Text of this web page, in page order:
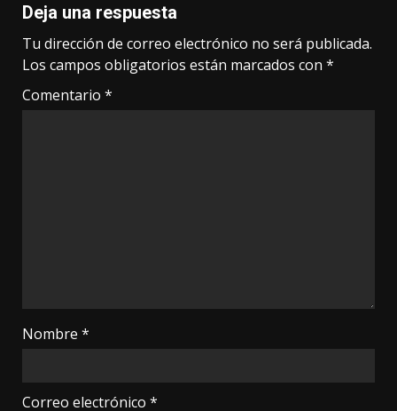
Deja una respuesta
Tu dirección de correo electrónico no será publicada.
Los campos obligatorios están marcados con *
Comentario *
Nombre *
Correo electrónico *